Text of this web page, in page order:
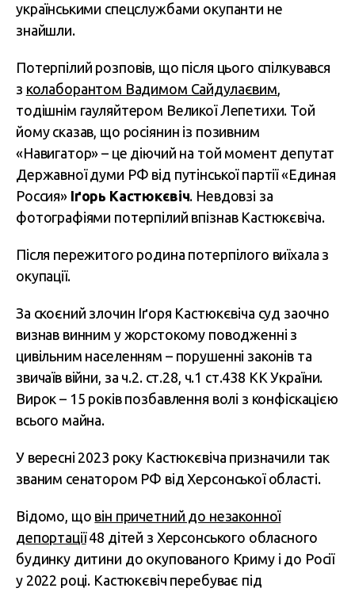
українськими спецслужбами окупанти не
знайшли.
Потерпілий розповів, що після цього спілкувався
з колаборантом Вадимом Сайдулаєвим,
тодішнім гауляйтером Великої Лепетихи. Той
йому сказав, що росіянин із позивним
«Навигатор» – це діючий на той момент депутат
Державної думи РФ від путінської партії «Единая
Россия» Іґорь Кастюкєвіч. Невдовзі за
фотографіями потерпілий впізнав Кастюкєвіча.
Після пережитого родина потерпілого виїхала з
окупації.
За скоєний злочин Іґоря Кастюкєвіча суд заочно
визнав винним у жорстокому поводженні з
цивільним населенням – порушенні законів та
звичаїв війни, за ч.2. ст.28, ч.1 ст.438 КК України.
Вирок – 15 років позбавлення волі з конфіскацією
всього майна.
У вересні 2023 року Кастюкєвіча призначили так
званим сенатором РФ від Херсонської області.
Відомо, що він причетний до незаконної
депортації48 дітей з Херсонського обласного
будинку дитини до окупованого Криму і до Росії
у 2022 році. Кастюкєвіч перебуває під